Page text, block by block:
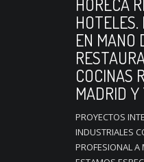
HORECA
EN MANO
COCINAS
MADRID
PROYECTOS
INDUSTRIALES
PROFESIONAL A